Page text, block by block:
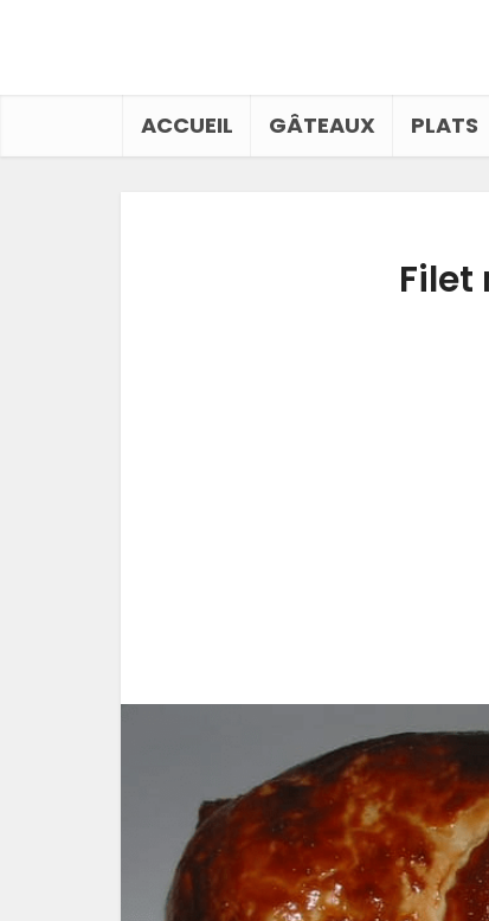
ACCUEIL GÂTEAUX PLATS
Filet